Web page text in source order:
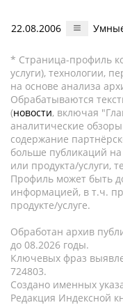
22.08.2006
* Страница-профиль
услуги), технологии,
на основе анализа
Обрабатываются
(новости, включая
аналитические
содержание
больше публикаций
или продукта/услуги,
Профиль может быть
информацией, в т.ч.
продукте/услуге.
Обработан архив
до 08.2026 годы.
Ключевых фраз
724803.
Создано именных
Редакция Индексной